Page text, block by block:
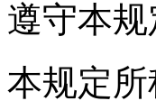
遵守本规
本规定